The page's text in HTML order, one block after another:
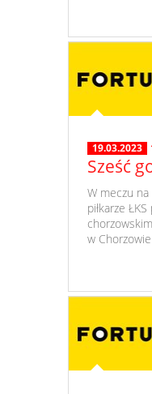
19.03.2023
Sześć
W meczu
piłkarze
w